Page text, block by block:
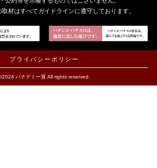
材はすべてガイドラインに遵守しております。
プライバシーポリシー
パチデミー賞 All rights reserved.